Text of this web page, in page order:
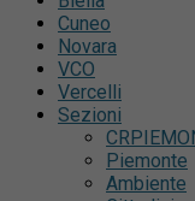
Cuneo
Novara
VCO
Vercelli
Sezioni
Piemonte
Ambiente